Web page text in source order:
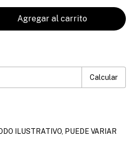
Calcular
ILUSTRATIVO, PUEDE VARIAR